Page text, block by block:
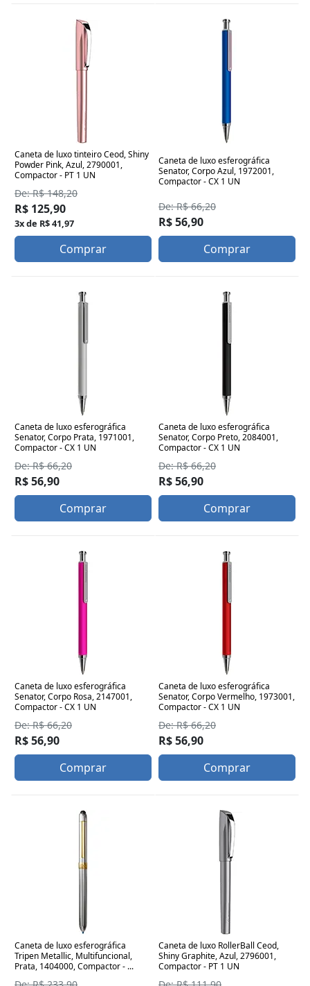
Caneta de luxo tinteiro Ceod, Shiny
Powder Pink, Azul, 2790001,
Compactor - PT 1 UN
De: R$ 148,20
R$ 125,90
3x de R$ 41,97
Comprar
Caneta de luxo esferográfica
Senator, Corpo Azul, 1972001,
Compactor - CX 1 UN
De: R$ 66,20
R$ 56,90
Comprar
Caneta de luxo esferográfica
Senator, Corpo Prata, 1971001,
Compactor - CX 1 UN
De: R$ 66,20
R$ 56,90
Comprar
Caneta de luxo esferográfica
Senator, Corpo Preto, 2084001,
Compactor - CX 1 UN
De: R$ 66,20
R$ 56,90
Comprar
Caneta de luxo esferográfica
Senator, Corpo Rosa, 2147001,
Compactor - CX 1 UN
De: R$ 66,20
R$ 56,90
Comprar
Caneta de luxo esferográfica
Senator, Corpo Vermelho, 1973001,
Compactor - CX 1 UN
De: R$ 66,20
R$ 56,90
Comprar
Caneta de luxo esferográfica
Tripen Metallic, Multifuncional,
Prata, 1404000, Compactor - ...
Caneta de luxo RollerBall Ceod,
Shiny Graphite, Azul, 2796001,
Compactor - PT 1 UN